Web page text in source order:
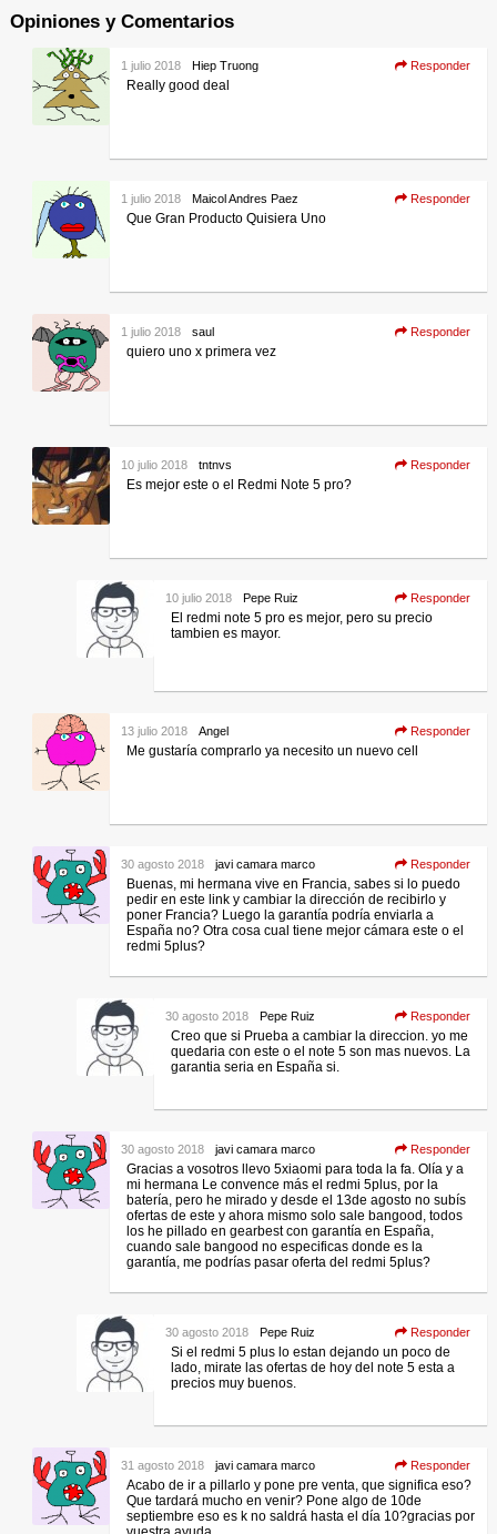
Opiniones y Comentarios
Hiep Truong
1 julio 2018 Responder
Really good deal
Maicol Andres Paez
1 julio 2018 Responder
Que Gran Producto Quisiera Uno
saul
1 julio 2018 Responder
quiero uno x primera vez
tntnvs
10 julio 2018 Responder
Es mejor este o el Redmi Note 5 pro?
Pepe Ruiz
10 julio 2018 Responder
El redmi note 5 pro es mejor, pero su precio
tambien es mayor.
Angel
13 julio 2018 Responder
Me gustaría comprarlo ya necesito un nuevo cell
javi camara marco
30 agosto 2018 Responder
Buenas, mi hermana vive en Francia, sabes si lo puedo
pedir en este link y cambiar la dirección de recibirlo y
poner Francia? Luego la garantía podría enviarla a
España no? Otra cosa cual tiene mejor cámara este o el
redmi 5plus?
Pepe Ruiz
30 agosto 2018 Responder
Creo que si Prueba a cambiar la direccion. yo me
quedaria con este o el note 5 son mas nuevos. La
garantia seria en España si.
javi camara marco
30 agosto 2018 Responder
Gracias a vosotros llevo 5xiaomi para toda la fa. Olía y a
mi hermana Le convence más el redmi 5plus, por la
batería, pero he mirado y desde el 13de agosto no subís
ofertas de este y ahora mismo solo sale bangood, todos
los he pillado en gearbest con garantía en España,
cuando sale bangood no especificas donde es la
garantía, me podrías pasar oferta del redmi 5plus?
Pepe Ruiz
30 agosto 2018 Responder
Si el redmi 5 plus lo estan dejando un poco de
lado, mirate las ofertas de hoy del note 5 esta a
precios muy buenos.
javi camara marco
31 agosto 2018 Responder
Acabo de ir a pillarlo y pone pre venta, que significa eso?
Que tardará mucho en venir? Pone algo de 10de
septiembre eso es k no saldrá hasta el día 10?gracias por